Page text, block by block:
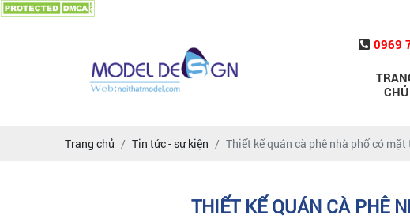
0969
CHỦ
Trang chủ Tin tức - sự kiện Thiết kế quán cà phê nhà phố có
THIẾT KẾ QUÁN CÀ PHÊ